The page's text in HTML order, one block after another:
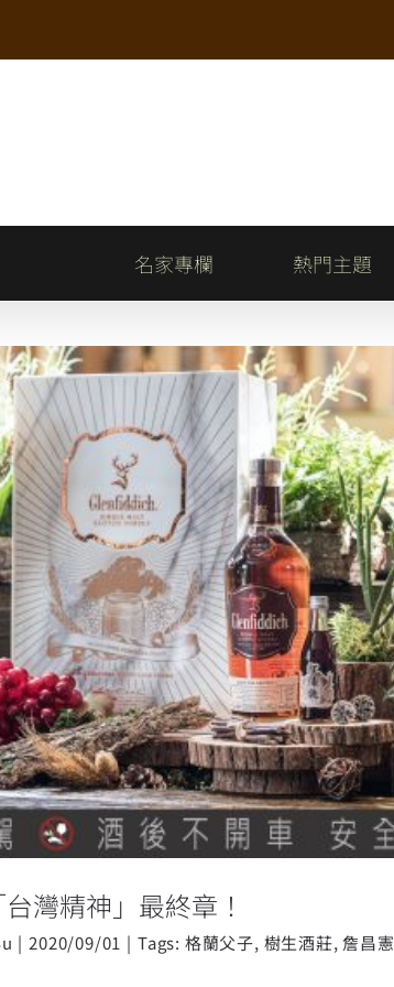
名家專欄 熱門主題
格蘭菲迪「台灣精神」最終章！
灣精神」最終章！
| 2020/09/01 | Tags: 格蘭父子, 樹生酒莊,詹昌憲